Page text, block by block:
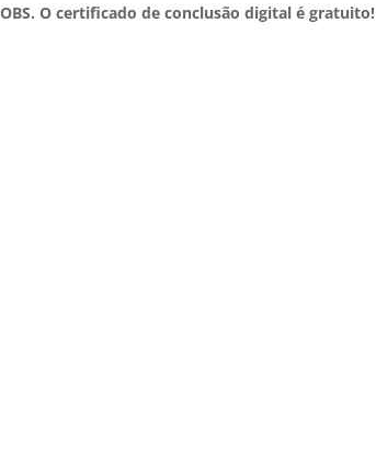
OBS. O certificado de conclusão digital é gratuito!